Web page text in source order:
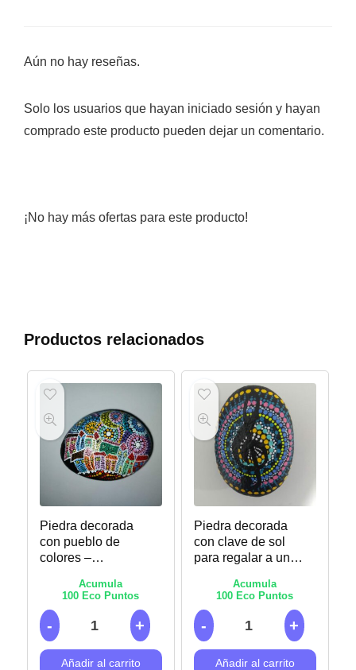
Aún no hay reseñas.
Solo los usuarios que hayan iniciado sesión y hayan
comprado este producto pueden dejar un comentario.
¡No hay más ofertas para este producto!
Productos relacionados
Piedra decorada
con pueblo de
colores –
Acumula
100 Eco Puntos
Añadir al carrito
Piedra decorada
con clave de sol
para regalar a un
Puntillismo
Acumula
100 Eco Puntos
Añadir al carrito